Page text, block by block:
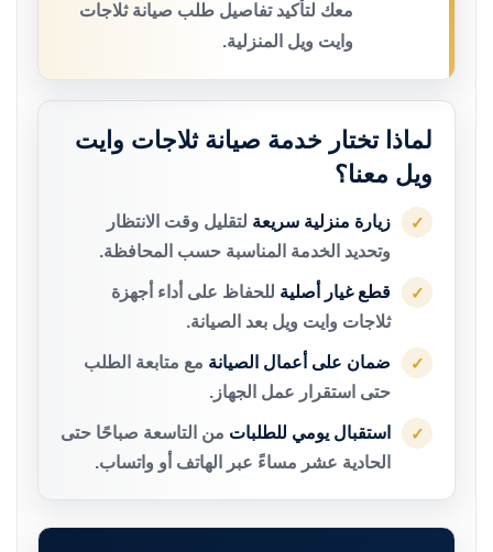
معك لتأكيد تفاصيل طلب صيانة ثلاجات
وايت ويل المنزلية.
لماذا تختار خدمة صيانة ثلاجات وايت
ويل معنا؟
✓ زيارة منزلية سريعة لتقليل وقت الانتظار
وتحديد الخدمة المناسبة حسب المحافظة.
✓ قطع غيار أصلية للحفاظ على أداء أجهزة
ثلاجات وايت ويل بعد الصيانة.
✓ ضمان على أعمال الصيانة مع متابعة الطلب
حتى استقرار عمل الجهاز.
✓ استقبال يومي للطلبات من التاسعة صباحًا حتى
الحادية عشر مساءً عبر الهاتف أو واتساب.